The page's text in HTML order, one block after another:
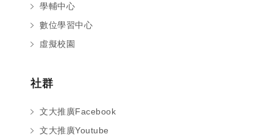
學輔中心
數位學習中心
虛擬校園
社群
文大推廣Facebook
文大推廣Youtube